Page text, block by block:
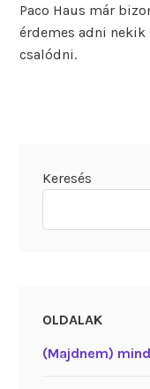
Paco Haus már
érdemes adni nekik
csalódni.
Keresés
OLDALAK
(Majdnem)